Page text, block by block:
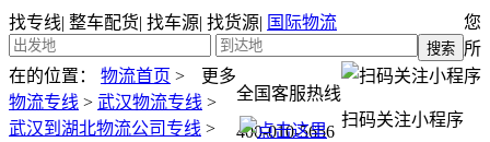
找专线| 整车配货| 找车源| 找货源| 国际物流
全国客服热线
400-010-5656
扫码关注小程序
更多
您
所
在的位置：
物流首页 >
物流专线 > 武汉物流专线 >
武汉到湖北物流公司专线 >